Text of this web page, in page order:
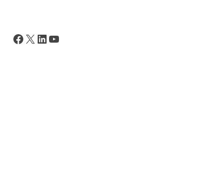
Facebook
X LinkedIn
YouTube